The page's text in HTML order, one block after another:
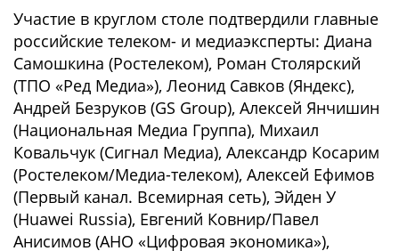
Участие в круглом столе подтвердили главные
российские телеком- и медиаэксперты: Диана
Самошкина (Ростелеком), Роман Столярский
(ТПО «Ред Медиа»), Леонид Савков (Яндекс),
Андрей Безруков (GS Group), Алексей Янчишин
(Национальная Медиа Группа), Михаил
Ковальчук (Сигнал Медиа), Александр Косарим
(Ростелеком/Медиа-телеком), Алексей Ефимов
(Первый канал. Всемирная сеть), Эйден У
(Huawei Russia), Евгений Ковнир/Павел
Анисимов (АНО «Цифровая экономика»),